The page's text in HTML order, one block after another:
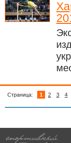
Страница: 1 2 3 4